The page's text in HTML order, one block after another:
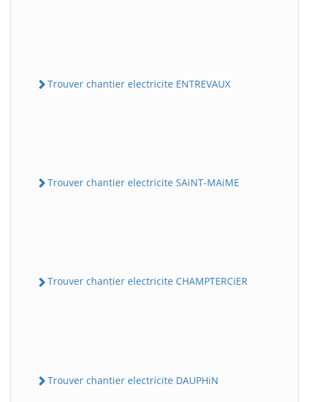
Trouver chantier electricite ENTREVAUX
Trouver chantier electricite SAiNT-MAiME
Trouver chantier electricite CHAMPTERCiER
Trouver chantier electricite DAUPHiN